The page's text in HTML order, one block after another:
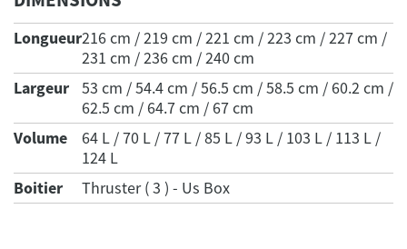
Longueur216 cm / 219 cm / 221 cm / 223 cm / 227 cm /
231 cm / 236 cm / 240 cm
Largeur
53 cm / 54.4 cm / 56.5 cm / 58.5 cm / 60.2 cm /
62.5 cm / 64.7 cm / 67 cm
Volume
64 L / 70 L / 77 L / 85 L / 93 L / 103 L / 113 L /
124 L
Boitier
Thruster ( 3 ) - Us Box